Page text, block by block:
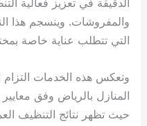
والمفروشات. وينسجم هذا
التي تتطلب عناية خاصة
وتعكس هذه الخدمات
المنازل بالرياض وفق
حيث تظهر نتائج التنظيف